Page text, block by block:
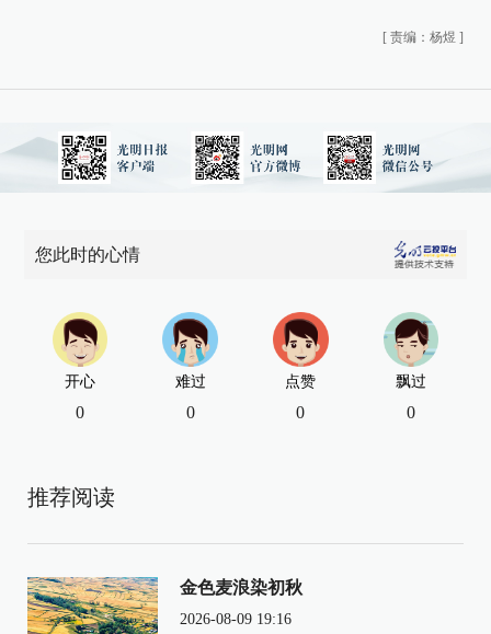
[ 责编：杨煜 ]
您此时的心情
开心
0
难过
0
点赞
0
飘过
0
推荐阅读
金色麦浪染初秋
2026-08-09 19:16